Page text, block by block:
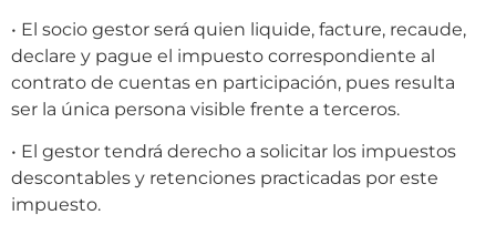
• El socio gestor será quien liquide, facture, recaude,
declare y pague el impuesto correspondiente al
contrato de cuentas en participación, pues resulta
ser la única persona visible frente a terceros.
• El gestor tendrá derecho a solicitar los impuestos
descontables y retenciones practicadas por este
impuesto.